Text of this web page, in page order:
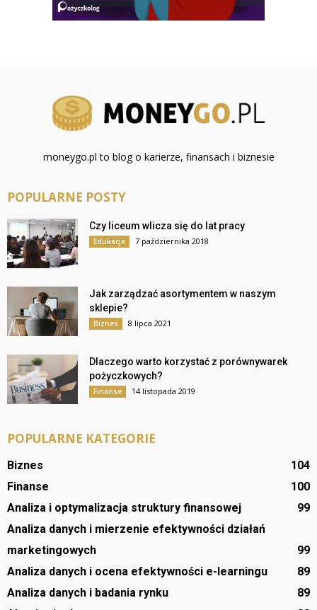
moneygo.pl to blog o karierze, finansach i biznesie
POPULARNE POSTY
Czy liceum wlicza się do lat pracy
Edukacja 7 października 2018
Jak zarządzać asortymentem w naszym
sklepie?
Biznes 8 lipca 2021
Dlaczego warto korzystać z porównywarek
pożyczkowych?
Finanse 14 listopada 2019
POPULARNE KATEGORIE
Biznes
104
Finanse
100
Analiza i optymalizacja struktury finansowej
99
Analiza danych i mierzenie efektywności działań
marketingowych
99
Analiza danych i ocena efektywności e-learningu
89
Analiza danych i badania rynku
89